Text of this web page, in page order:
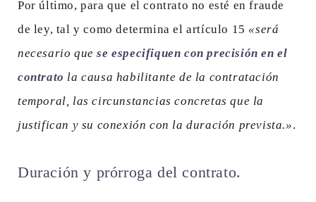
Por último, para que el contrato no esté en fraude
de ley, tal y como determina el artículo 15 «será
necesario quese especifiquen con precisión en el
contrato la causa habilitante de la contratación
temporal, las circunstancias concretas que la
justifican y su conexión con la duración prevista.».
Duración y prórroga del contrato.